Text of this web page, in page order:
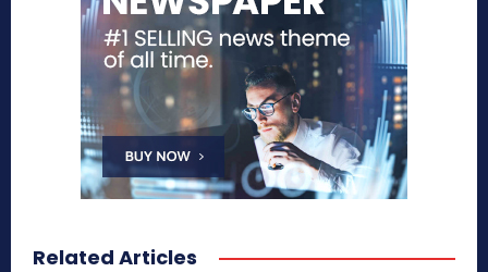
Related Articles